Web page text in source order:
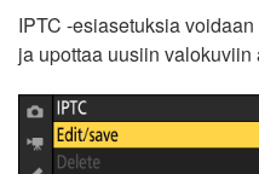
IPTC -esiasetuksia
ja upottaa uusiin